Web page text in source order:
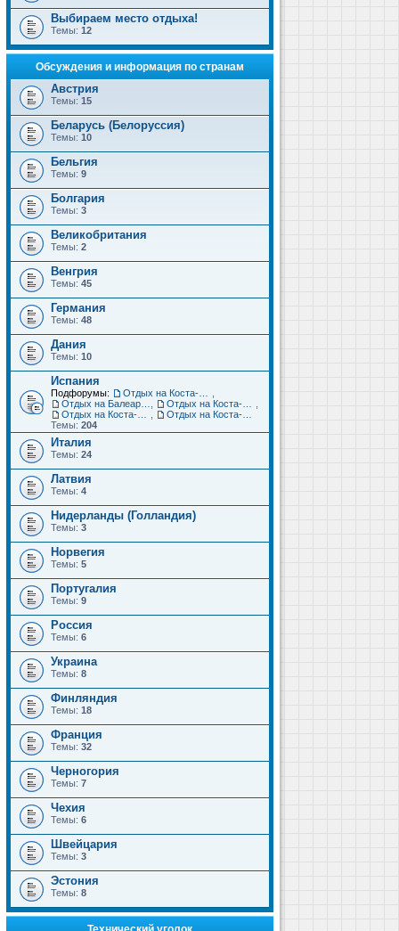
Выбираем место отдыха!
Темы: 12
Обсуждения и информация по странам
Австрия
Темы: 15
Беларусь (Белоруссия)
Темы: 10
Бельгия
Темы: 9
Болгария
Темы: 3
Великобритания
Темы: 2
Венгрия
Темы: 45
Германия
Темы: 48
Дания
Темы: 10
Испания
Подфорумы:
Темы: 204
Италия
Темы: 24
Латвия
Темы: 4
Нидерланды (Голландия)
Темы: 3
Норвегия
Темы: 5
Португалия
Темы: 9
Россия
Темы: 6
Украина
Темы: 8
Финляндия
Темы: 18
Франция
Темы: 32
Черногория
Темы: 7
Чехия
Темы: 6
Швейцария
Темы: 3
Эстония
Темы: 8